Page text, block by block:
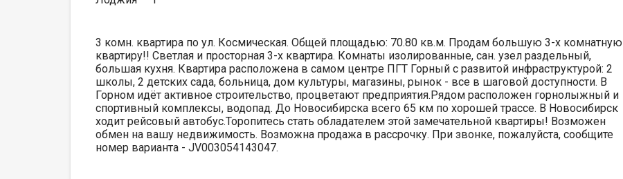
3 комн. квартира по ул. Космическая. Общей площадью: 70.80 кв.м. Продам большую 3-х комнатную
квартиру!! Светлая и просторная 3-х квартира. Комнаты изолированные, сан. узел раздельный,
большая кухня. Квартира расположена в самом центре ПГТ Горный с развитой инфраструктурой: 2
школы, 2 детских сада, больница, дом культуры, магазины, рынок - все в шаговой доступности. В
Горном идёт активное строительство, процветают предприятия.Рядом расположен горнолыжный и
спортивный комплексы, водопад. До Новосибирска всего 65 км по хорошей трассе. В Новосибирск
ходит рейсовый автобус.Торопитесь стать обладателем этой замечательной квартиры! Возможен
обмен на вашу недвижимость. Возможна продажа в рассрочку. При звонке, пожалуйста, сообщите
номер варианта - JV003054143047.